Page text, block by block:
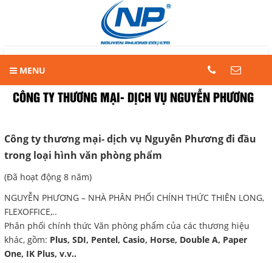
MENU
CÔNG TY THƯƠNG MẠI- DỊCH VỤ NGUYỄN PHƯƠNG
Công ty thương mại- dịch vụ Nguyễn Phương đi đầu
trong loại hình văn phòng phẩm
(Đã hoạt động 8 năm)
NGUYỄN PHƯƠNG – NHÀ PHÂN PHỐI CHÍNH THỨC THIÊN LONG,
FLEXOFFICE,..
Phân phối chính thức Văn phòng phẩm của các thương hiệu
khác, gồm: Plus, SDI, Pentel, Casio, Horse, Double A, Paper
One, IK Plus, v.v..
Tin khuyến mãi
SỔ-TẬP CÁC LOẠI
BÚT VIẾT CÁC LOẠI
GIẤY CÁC LOẠI
CÁC LOẠI BÌA
DỤNG CỤ HỌC TẬP
DỤNG CỤ VĂN PHÒNG
MÀU COLOKIT
LIÊN HỆ
08.2.248.7033 -
090.239.2138
9 -11 đường số 8A, Phường Bình
Trị Đông B, Quận Bình Tân, TP.
HCM